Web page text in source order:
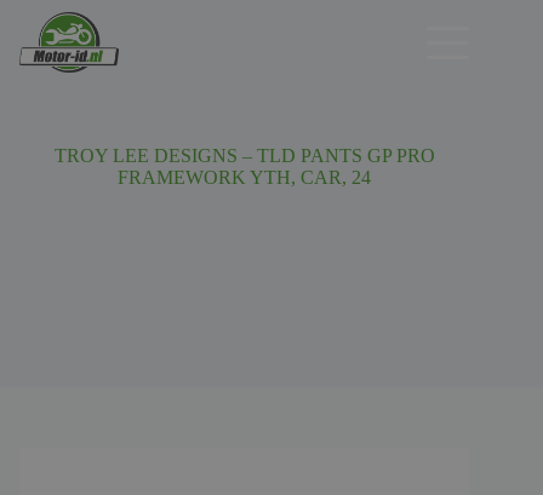
TROY LEE DESIGNS – TLD PANTS GP PRO
FRAMEWORK YTH, CAR, 24